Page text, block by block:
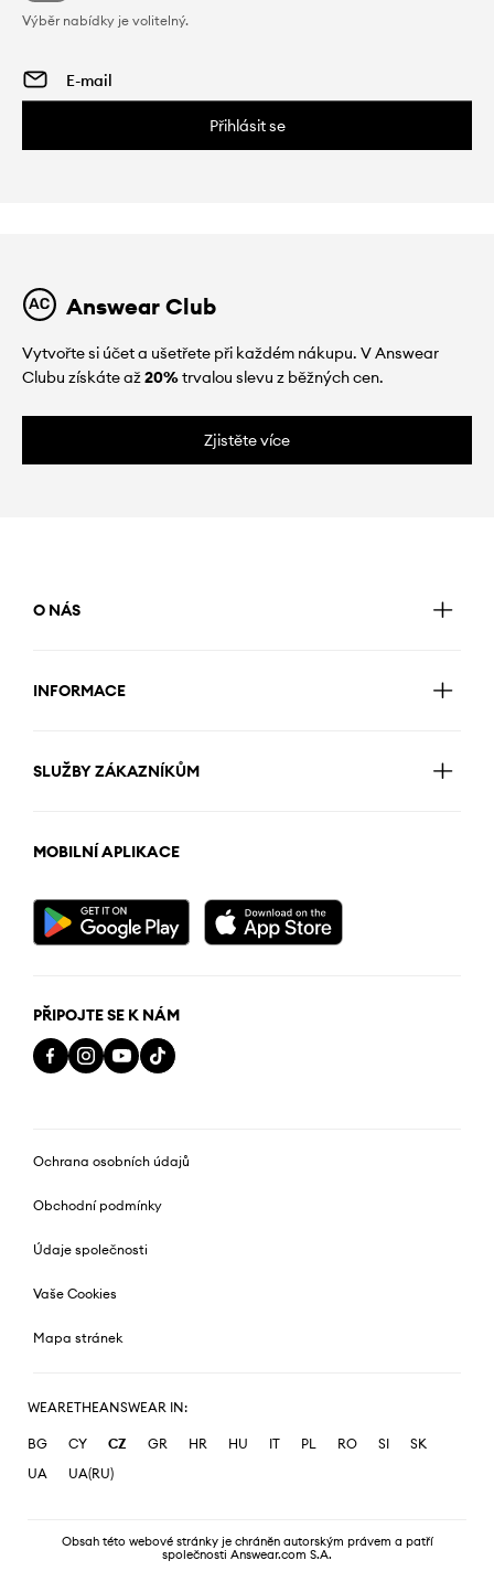
Výběr nabídky je volitelný.
Přihlásit se
Answear Club
Vytvořte si účet a ušetřete při každém nákupu. V Answear
Clubu získáte až20%trvalou slevu z běžných cen.
Zjistěte více
O NÁS
INFORMACE
SLUŽBY ZÁKAZNÍKŮM
MOBILNÍ APLIKACE
PŘIPOJTE SE K NÁM
Ochrana osobních údajů
Obchodní podmínky
Údaje společnosti
Vaše Cookies
Mapa stránek
WEARETHEANSWEAR IN:
BG CY CZ GR HR HU IT PL RO SI
SK
UA
UA(RU)
Obsah této webové stránky je chráněn autorským právem a patří
společnosti Answear.com S.A.